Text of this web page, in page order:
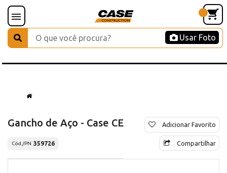
Usar Foto
Gancho de Aço - Case CE
Cód./PN 359726
Adicionar Favorito
Compartilhar